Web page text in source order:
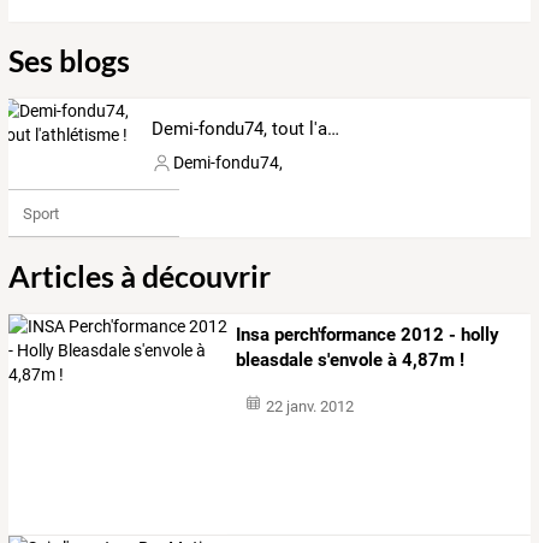
Ses blogs
Demi-fondu74, tout l'athlétisme !
Demi-fondu74,
Sport
Articles à découvrir
Insa perch'formance 2012 - holly
bleasdale s'envole à 4,87m !
22 janv. 2012